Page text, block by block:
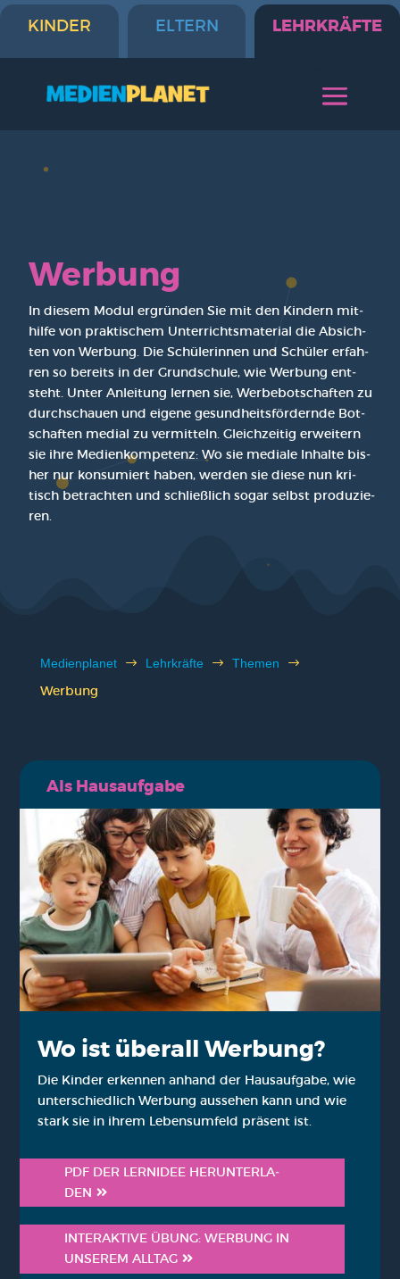
KINDER ELTERN LEHRKRÄFTE
Wer­bung
In die­sem Modul ergrün­den Sie mit den Kin­dern mit­
hil­fe von prak­ti­schem Unter­richts­ma­te­ri­al die Absich­
ten von Wer­bung. Die Schü­le­rin­nen und Schü­ler erfah­
ren so bereits in der Grund­schu­le, wie Wer­bung ent­
steht. Unter Anlei­tung ler­nen sie, Wer­be­bot­schaf­ten zu
durch­schau­en und eige­ne gesund­heits­för­dern­de Bot­
schaf­ten medi­al zu ver­mit­teln. Gleich­zei­tig erwei­tern
sie ihre Medi­en­kom­pe­tenz: Wo sie media­le Inhal­te bis­
her nur kon­su­miert haben, wer­den sie die­se nun kri­
tisch betrach­ten und schließ­lich sogar selbst pro­du­zie­
ren.
Medi­en­pla­net $ Lehr­kräf­te $ The­men $
Wer­bung
Als Haus­auf­ga­be
Wo ist über­all Wer­bung?
Die Kin­der erken­nen anhand der Haus­auf­ga­be, wie
unter­schied­lich Wer­bung aus­se­hen kann und wie
stark sie in ihrem Lebens­um­feld prä­sent ist.
PDF DER LERN­IDEE HER­UN­TER­LA­
DEN
INTER­AK­TI­VE ÜBUNG: WER­BUNG IN
UNSE­REM ALL­TAG